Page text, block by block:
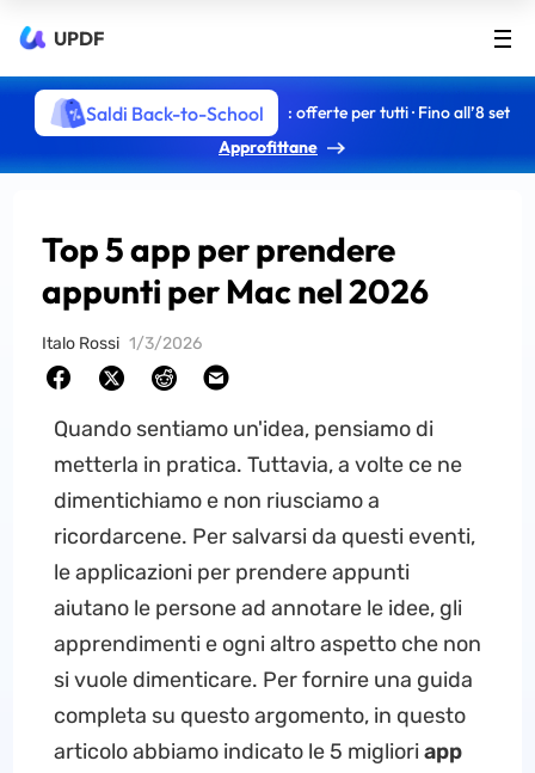
UPDF
Saldi Back-to-School
: offerte per tutti · Fino all’8 set
Approfittane
Top 5 app per prendere
appunti per Mac nel 2026
Italo Rossi 1/3/2026
Quando sentiamo un'idea, pensiamo di
metterla in pratica. Tuttavia, a volte ce ne
dimentichiamo e non riusciamo a
ricordarcene. Per salvarsi da questi eventi,
le applicazioni per prendere appunti
aiutano le persone ad annotare le idee, gli
apprendimenti e ogni altro aspetto che non
si vuole dimenticare. Per fornire una guida
completa su questo argomento, in questo
articolo abbiamo indicato le 5 miglioriapp